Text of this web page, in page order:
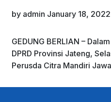
by admin January 18, 2022
GEDUNG BERLIAN –
DPRD Provinsi Jateng,
Perusda Citra Mandiri